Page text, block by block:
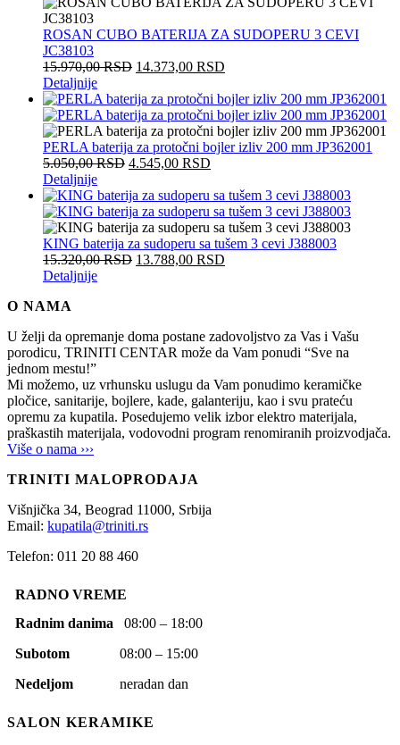
ROSAN CUBO BATERIJA ZA SUDOPERU 3 CEVI
JC38103
15.970,00RSD 14.373,00 RSD
Detaljnije
PERLA baterija za protočni bojler izliv 200 mm JP362001
5.050,00RSD 4.545,00 RSD
Detaljnije
KING baterija za sudoperu sa tušem 3 cevi J388003
15.320,00RSD 13.788,00 RSD
Detaljnije
O NAMA
U želji da opremanje doma postane zadovoljstvo za Vas i Vašu
porodicu, TRINITI CENTAR može da Vam ponudi “Sve na
jednom mestu!”
Mi možemo, uz vrhunsku uslugu da Vam ponudimo keramičke
pločice, sanitarije, bojlere, kade, galanteriju, kao i svu prateću
opremu za kupatila. Posedujemo velik izbor elektro materijala,
praškastih materijala, vodovodni program renomiranih proizvodjača.
Više o nama ›››
TRINITI MALOPRODAJA
Višnjička 34, Beograd 11000, Srbija
Email: kupatila@triniti.rs
Telefon: 011 20 88 460
RADNO VREME
Radnim danima 08:00 – 18:00
Subotom 08:00 – 15:00
Nedeljom neradan dan
SALON KERAMIKE